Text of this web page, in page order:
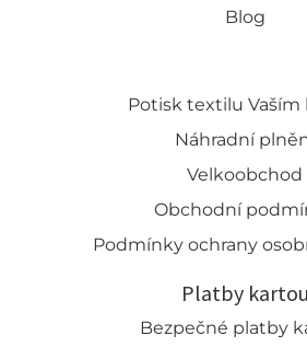
Blog
Potisk textilu Vaším
Náhradní
Velkoobchod
Obchodní
Podmínky ochrany
Platby kartou
Bezpečné platby